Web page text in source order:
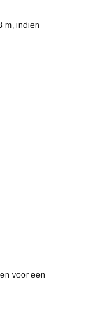
m, indien
voor een